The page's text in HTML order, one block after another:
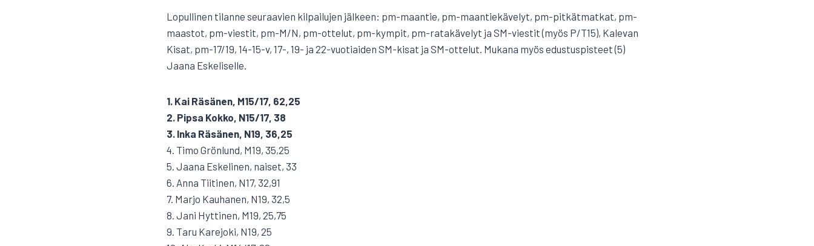
Lopullinen tilanne seuraavien kilpailujen jälkeen: pm-maantie, pm-maantiekävelyt, pm-pitkätmatkat, pm-
maastot, pm-viestit, pm-M/N, pm-ottelut, pm-kympit, pm-ratakävelyt ja SM-viestit (myös P/T15), Kalevan
Kisat, pm-17/19, 14-15-v, 17-, 19- ja 22-vuotiaiden SM-kisat ja SM-ottelut. Mukana myös edustuspisteet (5)
Jaana Eskeliselle.
1. Kai Räsänen, M15/17, 62,25
2. Pipsa Kokko, N15/17, 38
3. Inka Räsänen, N19, 36,25
4. Timo Grönlund, M19, 35,25
5. Jaana Eskelinen, naiset, 33
6. Anna Tiitinen, N17, 32,91
7. Marjo Kauhanen, N19, 32,5
8. Jani Hyttinen, M19, 25,75
9. Taru Karejoki, N19, 25